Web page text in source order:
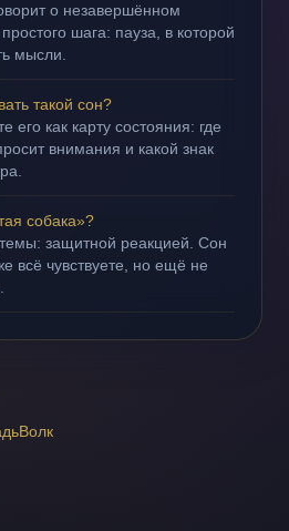
о незавершённом
шага: пауза, в которой
мысли.
такой сон?
его как карту состояния: где
внимания и какой знак
собака»?
защитной реакцией. Сон
всё чувствуете, но ещё не
Волк